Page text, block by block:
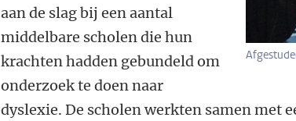
aan de slag bij een aantal
middelbare scholen die hun
krachten hadden gebundeld om
onderzoek te doen naar
dyslexie. De scholen werkten samen met